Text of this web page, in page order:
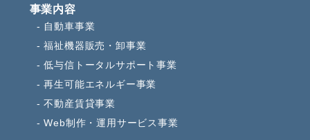
事業内容
自動車事業
福祉機器販売・卸事業
低与信トータルサポート事業
再生可能エネルギー事業
不動産賃貸事業
Web制作・運用サービス事業